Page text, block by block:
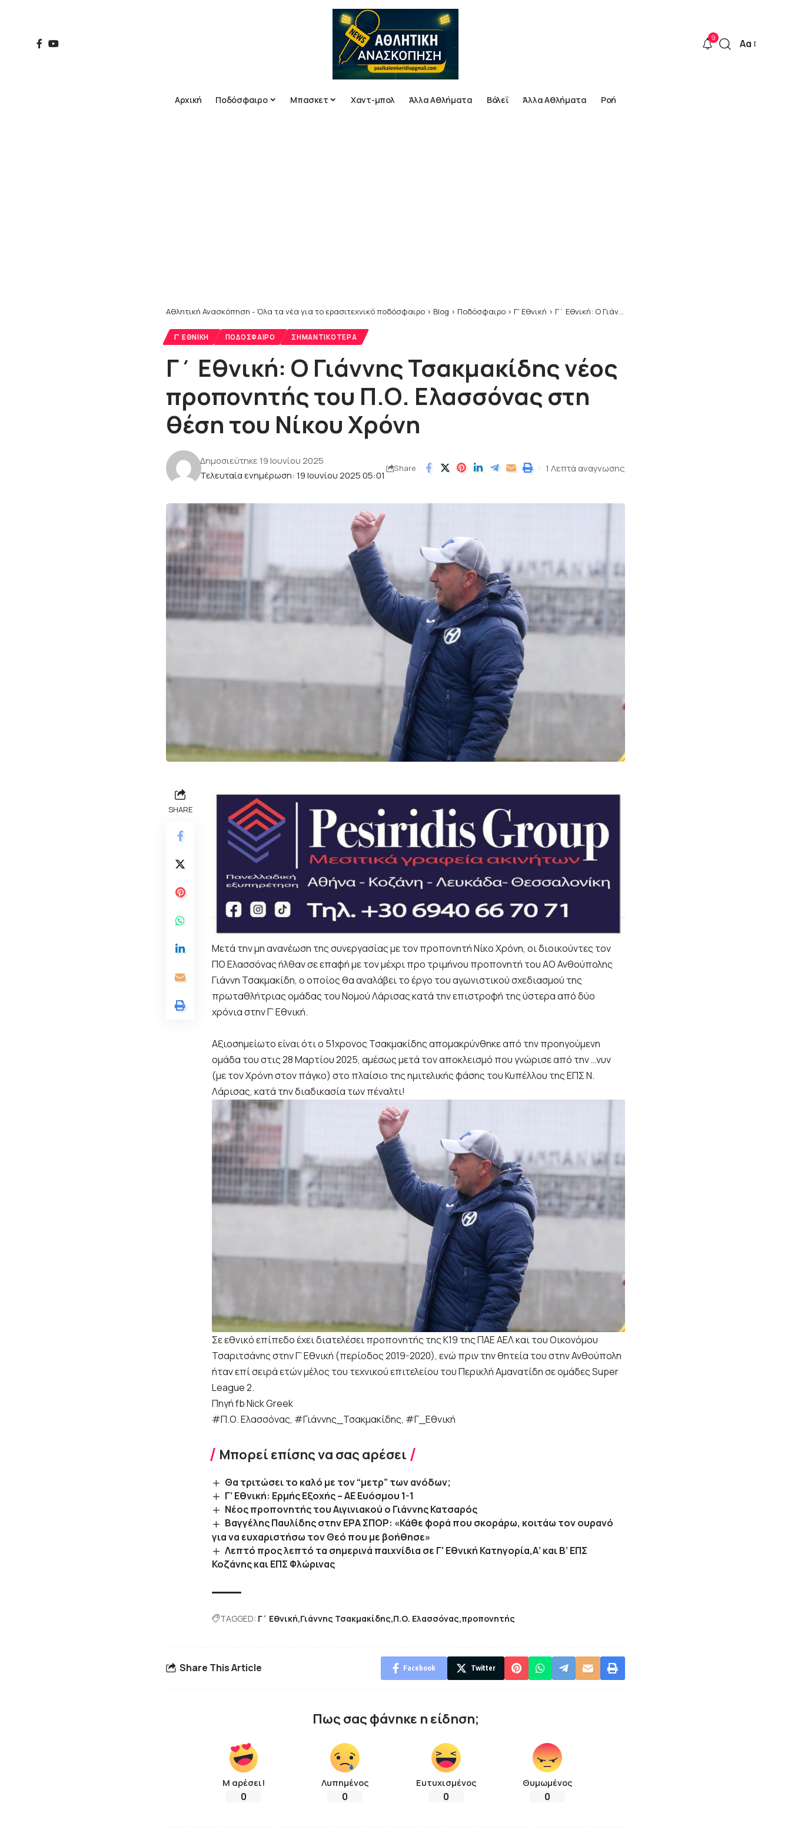
9
Font
Αα
Αρχική Ποδόσφαιρο Μπασκετ Χαντ-μπολ Άλλα Αθλήματα Βόλεϊ Άλλα Αθλήματα Ροή
Αθλητική Ανασκόπηση - Όλα τα νέα για το ερασιτεχνικό ποδόσφαιρο > Blog > Ποδόσφαιρο > Γ' Εθνική > Γ΄ Εθνική: O Γιάννης Τσακμακίδης νέος προπονητής του Π.Ο. Ελασσόνας στη θέση του Νίκου Χρόνη
Γ' ΕΘΝΙΚΉ ΠΟΔΌΣΦΑΙΡΟ ΣΗΜΑΝΤΙΚΌΤΕΡΑ
Γ΄ Εθνική: O Γιάννης Τσακμακίδης νέος
προπονητής του Π.Ο. Ελασσόνας στη
θέση του Νίκου Χρόνη
Τελευταία ενημέρωση: 19 Ιουνίου 2025 05:01
Δημοσιεύτηκε 19 Ιουνίου 2025
Share 1 Λεπτά αναγνωσης
SHARE
Μετά την μη ανανέωση της συνεργασίας με τον προπονητή Νίκο Χρόνη, οι διοικούντες τον
ΠΟ Ελασσόνας ήλθαν σε επαφή με τον μέχρι προ τριμήνου προπονητή του ΑΟ Ανθούπολης
Γιάννη Τσακμακίδη, ο οποίος θα αναλάβει το έργο του αγωνιστικού σχεδιασμού της
πρωταθλήτριας ομάδας του Νομού Λάρισας κατά την επιστροφή της ύστερα από δύο
χρόνια στην Γ’ Εθνική.
Αξιοσημείωτο είναι ότι ο 51χρονος Τσακμακίδης απομακρύνθηκε από την προηγούμενη
ομάδα του στις 28 Μαρτίου 2025, αμέσως μετά τον αποκλεισμό που γνώρισε από την …νυν
(με τον Χρόνη στον πάγκο) στο πλαίσιο της ημιτελικής φάσης του Κυπέλλου της ΕΠΣ Ν.
Λάρισας, κατά την διαδικασία των πέναλτι!
Σε εθνικό επίπεδο έχει διατελέσει προπονητής της Κ19 της ΠΑΕ ΑΕΛ και του Οικονόμου
Τσαριτσάνης στην Γ’ Εθνική (περίοδος 2019-2020), ενώ πριν την θητεία του στην Ανθούπολη
ήταν επί σειρά ετών μέλος του τεχνικού επιτελείου του Περικλή Αμανατίδη σε ομάδες Super
League 2.
Πηγήfb Nick Greek
#Π.Ο. Ελασσόνας, #Γιάννης_Τσακμακίδης, #Γ_Εθνική
Μπορεί επίσης να σας αρέσει
Θα τριτώσει το καλό με τον “μετρ” των ανόδων;
Γ’ Εθνική: Ερμής Εξοχής – ΑΕ Ευόσμου 1-1
Νέος προπονητής του Αιγινιακού ο Γιάννης Κατσαρός
Bαγγέλης Παυλίδης στην ΕΡΑ ΣΠΟΡ: «Κάθε φορά που σκοράρω, κοιτάω τον ουρανό
για να ευχαριστήσω τον Θεό που με βοήθησε»
Λεπτό προς λεπτό τα σημερινά παιχνίδια σε Γ’ Εθνική Κατηγορία,Α’ και Β’ ΕΠΣ
Κοζάνης και ΕΠΣ Φλώρινας
TAGGED: Γ΄ Εθνική Γιάννης Τσακμακίδης Π.Ο. Ελασσόνας προπονητής
Share This Article Facebook Twitter
Πως σας φάνηκε η είδηση;
Μ αρέσει!
0
Λυπημένος
0
Ευτυχισμένος
0
Θυμωμένος
0